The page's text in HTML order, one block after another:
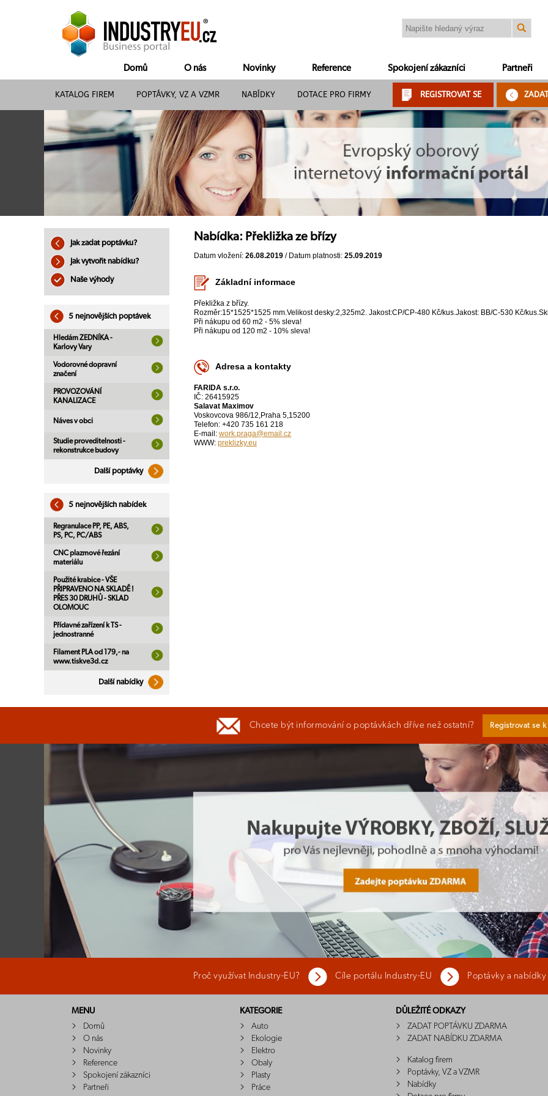
Domů O nás Novinky Reference Spokojení zákazníci Partneři
KATALOG FIREM POPTÁVKY, VZ A VZMR NABÍDKY DOTACE PRO FIRMY REGISTROVAT SE
Jak zadat poptávku?
Jak vytvořit nabídku?
Naše výhody
5 nejnovějších poptávek
Hledám ZEDNÍKA -
Karlovy Vary
Vodorovné dopravní
značení
PROVOZOVÁNÍ
KANALIZACE
Náves v obci
Studie proveditelnosti -
rekonstrukce budovy
Další poptávky
5 nejnovějších nabídek
Regranulace PP, PE, ABS,
PS, PC, PC/ABS
CNC plazmové řezání
materiálu
Použité krabice - VŠE
PŘIPRAVENO NA SKLADĚ !
PŘES 30 DRUHŮ - SKLAD
OLOMOUC
Přídavné zařízení k TS -
jednostranné
Filament PLA od 179,- na
www.tiskve3d.cz
Další nabídky
Nabídka: Překližka ze břízy
Datum vložení: 26.08.2019 / Datum platnosti: 25.09.2019
Základní informace
Překližka z břízy.
Rozměr:15*1525*1525 mm.Velikost desky:2,325m2. Jakost:CP/CP-480 Kč/kus.Jakost: BB/C-530 Kč/
Při nákupu od 60 m2 - 5% sleva!
Při nákupu od 120 m2 - 10% sleva!
Adresa a kontakty
FARIDA s.r.o.
IČ: 26415925
Salavat Maximov
Voskovcova 986/12,Praha 5,15200
Telefon: +420 735 161 218
E-mail: work.praga@email.cz
WWW: preklizky.eu
Chcete být informování o poptávkách dříve než ostatní? Registrovat se
Proč využívat Industry-EU? Cíle portálu Industry-EU Poptávky a
MENU
Domů
O nás
Novinky
Reference
Spokojení zákazníci
Partneři
KATEGORIE
Auto
Ekologie
Elektro
Obaly
Plasty
Práce
DŮLEŽITÉ ODKAZY
ZADAT POPTÁVKU ZDARMA
ZADAT NABÍDKU ZDARMA
Katalog firem
Poptávky, VZ a VZMR
Nabídky